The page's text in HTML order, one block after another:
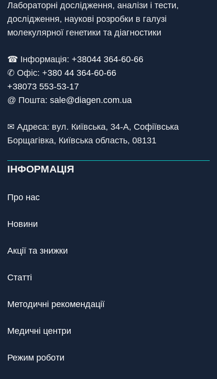
Лабораторні дослідження, аналізи і тести,
дослідження, наукові розробки в галузі
молекулярної генетики та діагностики
☎ Інформація: +38044 364-60-66
✆ Офіс: +380 44 364-60-66
+38073 553-53-17
@ Пошта: sale@diagen.com.ua
✉ Адреса: вул. Київська, 34-А, Софіївська
Борщагівка, Київська область, 08131
ІНФОРМАЦІЯ
Про нас
Новини
Акції та знижки
Статті
Методичні рекомендації
Медичні центри
Режим роботи